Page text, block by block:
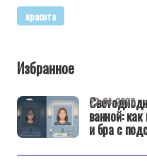
красота
Избранное
ванной:
и бра с
22-04-2026